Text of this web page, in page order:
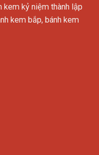
kem kỷ niệm thành lập
kem bắp, bánh kem